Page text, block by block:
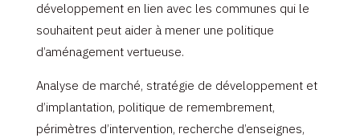
développement en lien avec les communes qui le
souhaitent peut aider à mener une politique
d’aménagement vertueuse.
Analyse de marché, stratégie de développement et
d’implantation, politique de remembrement,
périmètres d’intervention, recherche d’enseignes,